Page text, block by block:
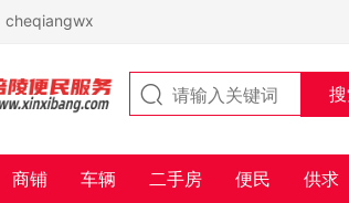
cheqiangwx
商铺 车辆 二手房 便民 供求